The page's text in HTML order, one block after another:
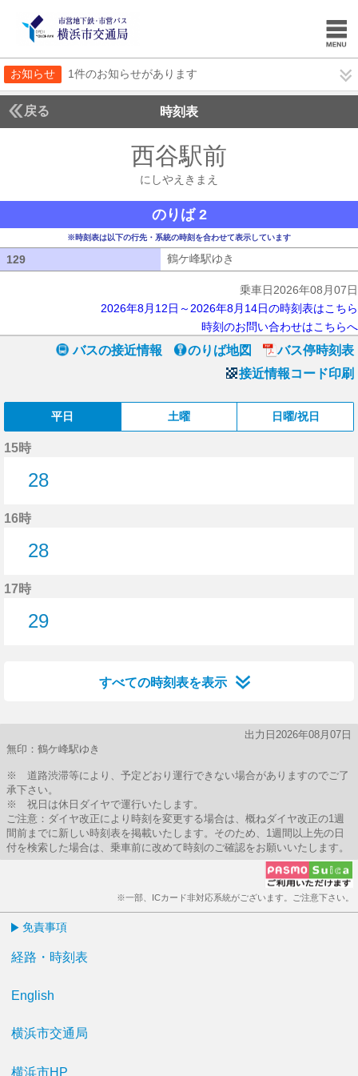
お知らせ 1件のお知らせがあります
戻る 時刻表
西谷駅前
にしやえきまえ
のりば 2
※時刻表は以下の行先・系統の時刻を合わせて表示しています
129 鶴ケ峰駅ゆき
乗車日2026年08月07日
2026年8月12日～2026年8月14日の時刻表はこちら
時刻のお問い合わせはこちらへ
バスの接近情報 のりば地図
バス停時刻表
接近情報コード印刷
平日 土曜 日曜/祝日
15時
28
16時
28
17時
29
すべての時刻表を表示
出力日2026年08月07日
無印：鶴ケ峰駅ゆき
※ 道路渋滞等により、予定どおり運行できない場合がありますのでご了
承下さい。
※ 祝日は休日ダイヤで運行いたします。
ご注意：ダイヤ改正により時刻を変更する場合は、概ねダイヤ改正の1週
間前までに新しい時刻表を掲載いたします。そのため、1週間以上先の日
付を検索した場合は、乗車前に改めて時刻のご確認をお願いいたします。
※一部、ICカード非対応系統がございます。ご注意下さい。
免責事項
経路・時刻表
English
横浜市交通局
横浜市HP